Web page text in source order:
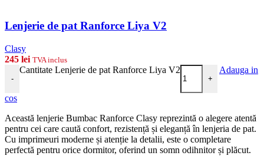
Lenjerie de pat Ranforce Liya V2
Clasy
245 lei TVA inclus
-
Cantitate Lenjerie de pat Ranforce Liya V2
+
Adauga in
cos
Această lenjerie Bumbac Ranforce Clasy reprezintă o alegere atentă
pentru cei care caută confort, rezistență și eleganță în lenjeria de pat.
Cu imprimeuri moderne și atenție la detalii, este o completare
perfectă pentru orice dormitor, oferind un somn odihnitor și plăcut.